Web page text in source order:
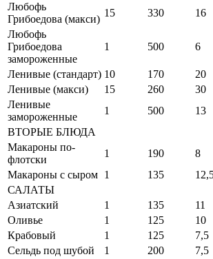
Любофь
Грибоедова (макси)
15 330 16
Любофь
Грибоедова
замороженные
1 500 6
Ленивые (стандарт) 10 170 20
Ленивые (макси)
15 260 30
Ленивые
замороженные
1 500 13
ВТОРЫЕ БЛЮДА
Макароны по-
флотски
1 190 8
Макароны с сыром 1 135
САЛАТЫ
Азиатский
1 135 11
Оливье
1 125 10
Крабовый
1 125 7,5
Сельдь под шубой
1 200 7,5